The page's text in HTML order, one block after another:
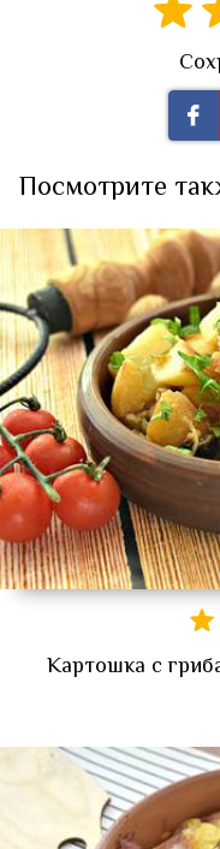
Посмотрите
Картошка с